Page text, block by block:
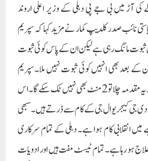
آڑ میں بی جے پی دہلی کے وزیر اعلی اروند
نائب صدر کلدیپ کمار نے مزید کہا کہ سپریم
مانگ رہی ہے لیکن ان کے پاس کوئی ثبوت
بعد بھی انہیں کوئی ثبوت نہیں ملا۔ سپریم
کورٹ کے جج نے یہ بھی کہا ہے کہ اگر یہ مقدمہ چلا تو 2 منٹ بھی نہیں ٹک سکے گا۔ اس
جی کیجریوال جی کے کام سے ڈرتے ہیں۔ سبھی
انقلابی کام ہوا ہے۔ دہلی کے تمام سرکاری
ہو رہا ہے۔ تمام ٹیسٹ مفت ہیں اور ادویات